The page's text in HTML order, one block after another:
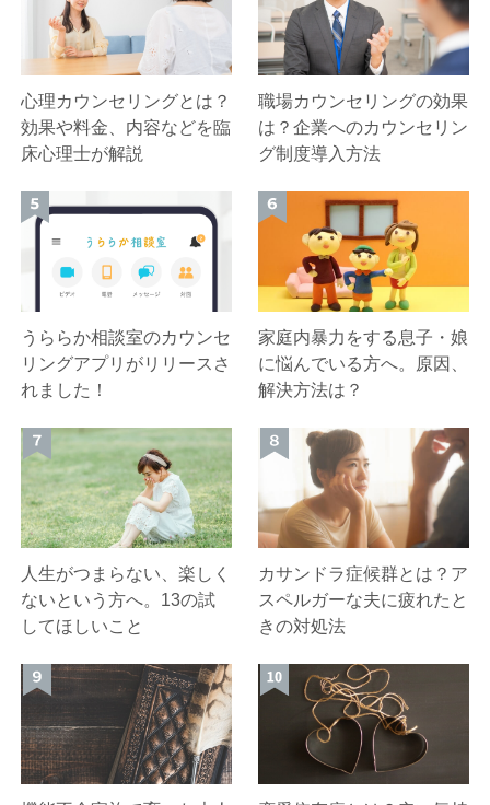
心理カウンセリングとは？
効果や料金、内容などを臨
床心理士が解説
職場カウンセリングの効果
は？企業へのカウンセリン
グ制度導入方法
うららか相談室のカウンセ
リングアプリがリリースさ
れました！
家庭内暴力をする息子・娘
に悩んでいる方へ。原因、
解決方法は？
人生がつまらない、楽しく
ないという方へ。13の試
してほしいこと
カサンドラ症候群とは？ア
スペルガーな夫に疲れたと
きの対処法